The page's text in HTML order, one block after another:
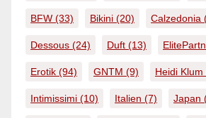
BFW (33) Bikini (20) Calzedonia
Dessous (24) Duft (13)
Erotik (94) GNTM (9) Heidi Klum
Intimissimi (10) Italien (7) Japan